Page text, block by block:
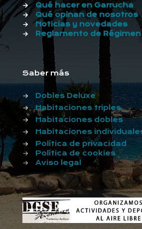
→
Qué hacer en Garrucha
→
Qué opinan de nosotros
→
Noticias y novedades
→
Reglamento de
Saber más
→
Dobles Deluxe
→
Habitaciones triples
→
Habitaciones dobles
→
Habitaciones
→
Política de privacidad
→
Política de cookies
→
Aviso legal